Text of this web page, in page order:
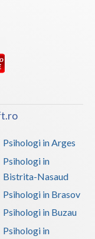
Psihologi in Arges
Psihologi in
Bistrita-Nasaud
Psihologi in Brasov
Psihologi in Buzau
Psihologi in